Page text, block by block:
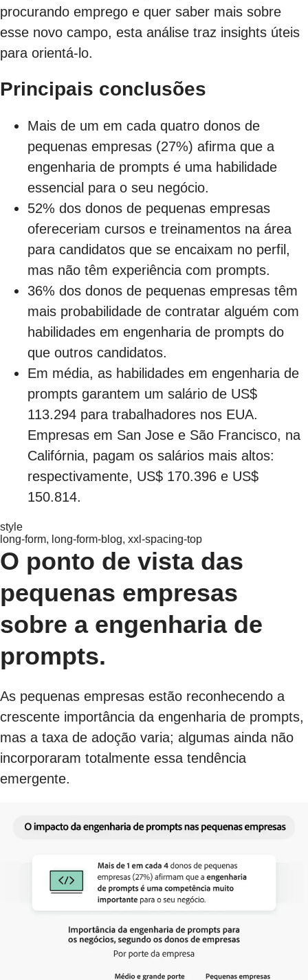
procurando emprego e quer saber mais sobre
esse novo campo, esta análise traz insights úteis
para orientá-lo.
Principais conclusões
Mais de um em cada quatro donos de
pequenas empresas (27%) afirma que a
engenharia de prompts é uma habilidade
essencial para o seu negócio.
52% dos donos de pequenas empresas
ofereceriam cursos e treinamentos na área
para candidatos que se encaixam no perfil,
mas não têm experiência com prompts.
36% dos donos de pequenas empresas têm
mais probabilidade de contratar alguém com
habilidades em engenharia de prompts do
que outros candidatos.
Em média, as habilidades em engenharia de
prompts garantem um salário de US$
113.294 para trabalhadores nos EUA.
Empresas em San Jose e São Francisco, na
Califórnia, pagam os salários mais altos:
respectivamente, US$ 170.396 e US$
150.814.
style
long-form, long-form-blog, xxl-spacing-top
O ponto de vista das
pequenas empresas
sobre a engenharia de
prompts.
As pequenas empresas estão reconhecendo a
crescente importância da engenharia de prompts,
mas a taxa de adoção varia; algumas ainda não
incorporaram totalmente essa tendência
emergente.